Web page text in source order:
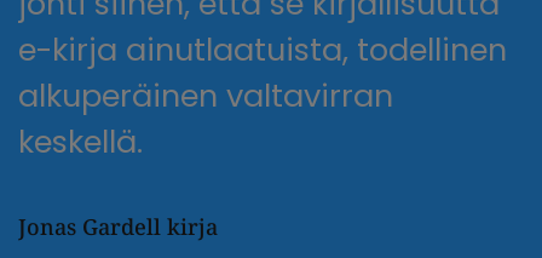
e-kirja ainutlaatuista, todellinen
alkuperäinen valtavirran
keskellä.
Jonas Gardell kirja